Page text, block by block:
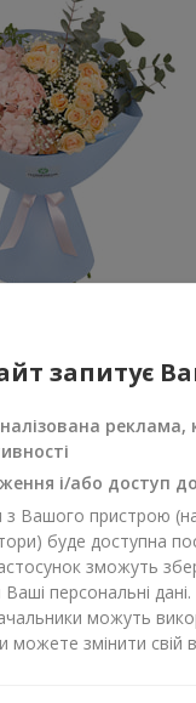
з мами"
запитує
і/або доступ
з Вашого пристрою
буде доступна
зможуть
персональні дані.
можуть
можете змінити свій